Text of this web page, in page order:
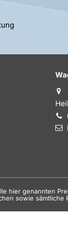
hier genannten
sowie